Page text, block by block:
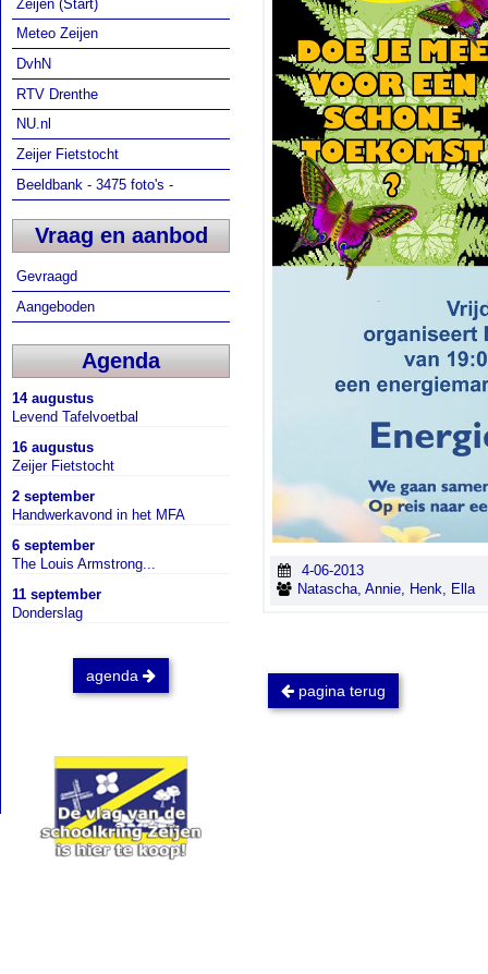
Zeijen (Start)
Meteo Zeijen
DvhN
RTV Drenthe
NU.nl
Zeijer Fietstocht
Beeldbank - 3475 foto's -
Vraag en aanbod
Gevraagd
Aangeboden
Agenda
14 augustus
Levend Tafelvoetbal
16 augustus
Zeijer Fietstocht
2 september
Handwerkavond in het MFA
6 september
The Louis Armstrong...
11 september
Donderslag
agenda
4-06-2013
Natascha, Annie, Henk, Ella
pagina terug